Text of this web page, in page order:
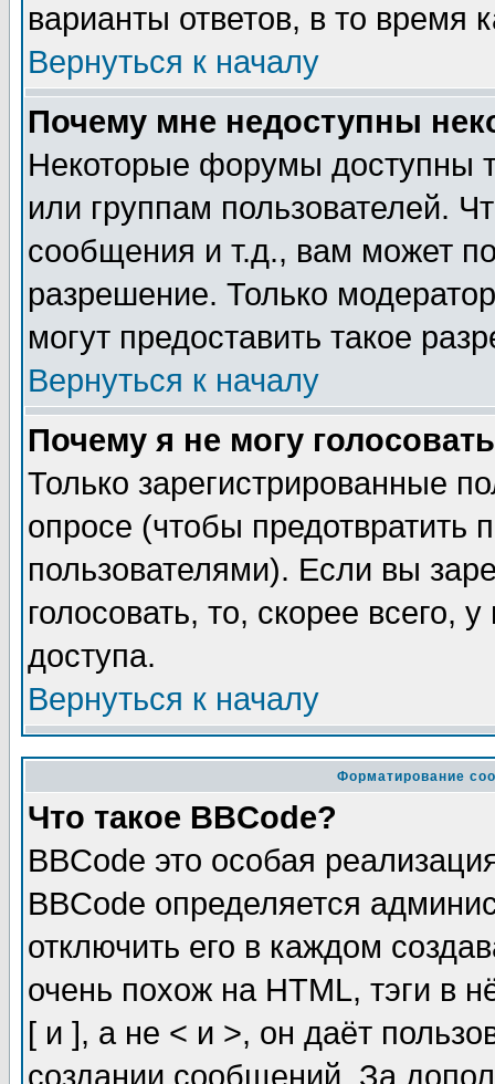
варианты ответов, в то время
Вернуться к началу
Почему мне недоступны
Некоторые форумы доступны
или группам пользователей.
сообщения и т.д., вам может
разрешение. Только
могут предоставить такое
Вернуться к началу
Почему я не могу
Только зарегистрированные
опросе (чтобы предотвратить
пользователями). Если вы
голосовать, то, скорее всего,
доступа.
Вернуться к началу
Форматирование
Что такое BBCode?
BBCode это особая
BBCode определяется
отключить его в каждом
очень похож на HTML, тэги в
[ и ], а не < и >, он даёт
создании сообщений. За